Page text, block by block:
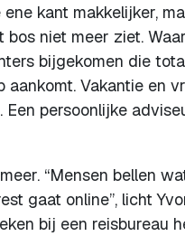
kant makkelijker,
niet meer ziet.
bijgekomen die
Vakantie en
persoonlijke
“Mensen bellen
gaat online”, licht
bij een reisbureau